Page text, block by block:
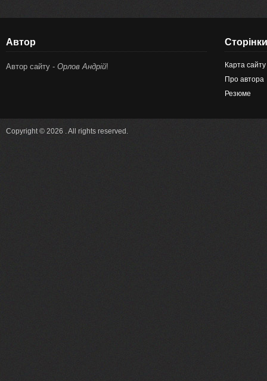
Автор
Автор сайту - Орлов Андрій!
Сторінки
Карта сайту
Про автора
Резюме
Copyright © 2026 . All rights reserved.